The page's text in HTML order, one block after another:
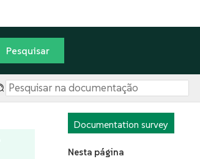
Documentation survey
Nesta página